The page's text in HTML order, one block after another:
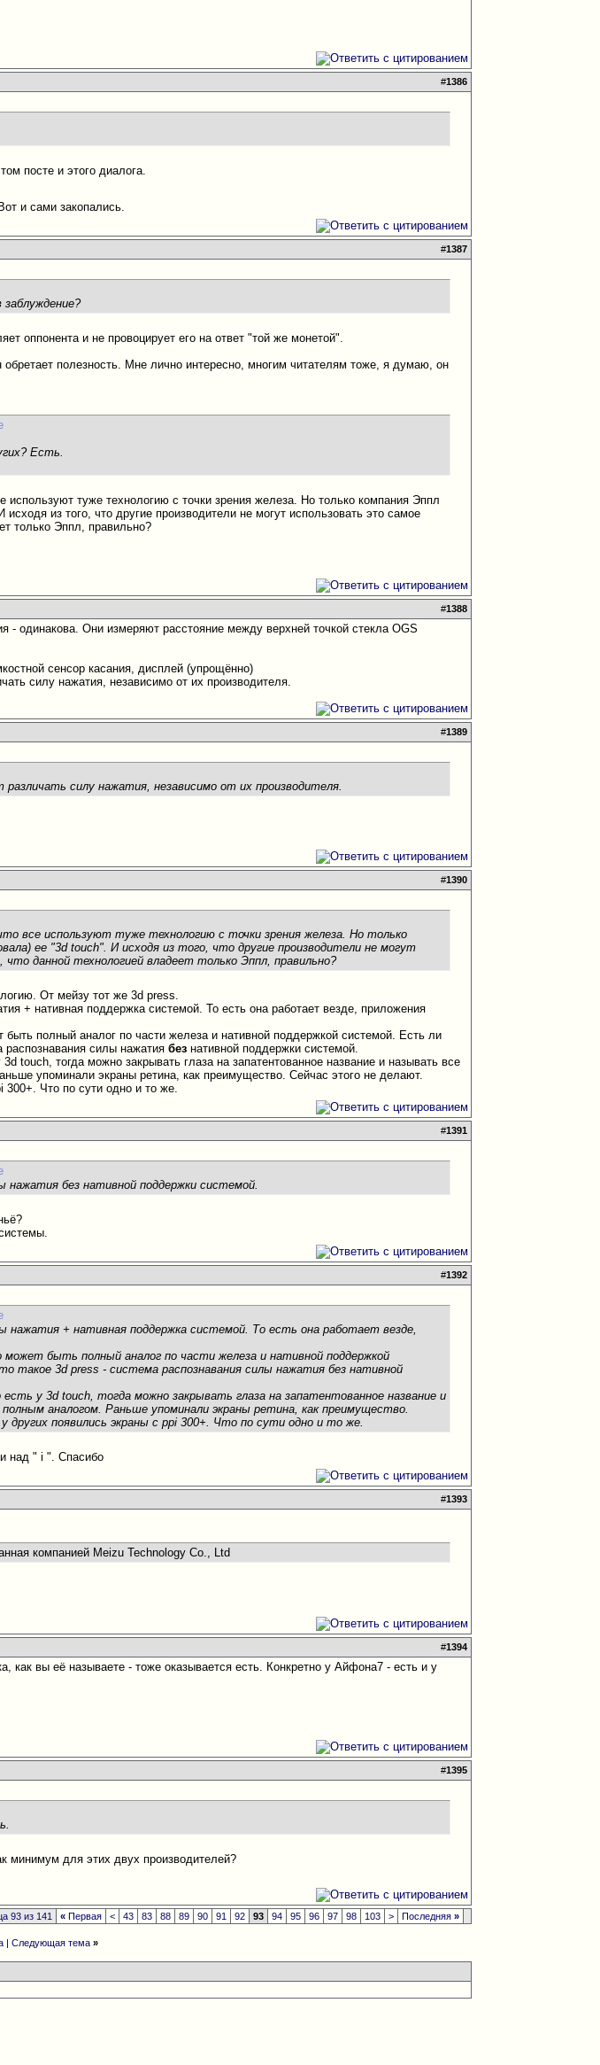
#1386
посте и этого диалога.
и сами закопались.
#1387
заблуждение?
оппонента и не провоцирует его на ответ "той же монетой".
полезность. Мне лично интересно, многим читателям тоже, я думаю, он
Есть.
туже технологию с точки зрения железа. Но только компания Эппл
из того, что другие производители не могут использовать это самое
только Эппл, правильно?
#1388
- одинакова. Они измеряют расстояние между верхней точкой стекла OGS
сенсор касания, дисплей (упрощённо)
силу нажатия, независимо от их производителя.
#1389
силу нажатия, независимо от их производителя.
#1390
все используют туже технологию с точки зрения железа. Но только
ее "3d touch". И исходя из того, что другие производители не могут
данной технологией владеет только Эппл, правильно?
От мейзу тот же 3d press.
+ нативная поддержка системой. То есть она работает везде, приложения
полный аналог по части железа и нативной поддержкой системой. Есть ли
распознавания силы нажатиябез нативной поддержки системой.
touch, тогда можно закрывать глаза на запатентованное название и называть все
упоминали экраны ретина, как преимущество. Сейчас этого не делают.
300+. Что по сути одно и то же.
#1391
нажатия без нативной поддержки системой.
#1392
нажатия + нативная поддержка системой. То есть она работает везде,
быть полный аналог по части железа и нативной поддержкой
такое 3d press - система распознавания силы нажатия без нативной
у 3d touch, тогда можно закрывать глаза на запатентованное название и
аналогом. Раньше упоминали экраны ретина, как преимущество.
появились экраны с ppi 300+. Что по сути одно и то же.
над " і ". Спасибо
#1393
компанией Meizu Technology Co., Ltd
#1394
как вы её называете - тоже оказывается есть. Конкретно у Айфона7 - есть и у
#1395
минимум для этих двух производителей?
93 из 141 « Первая < 43 83 88 89 90 91 92 93 94 95 96 97 98 103 > Последняя»
|Следующая тема »